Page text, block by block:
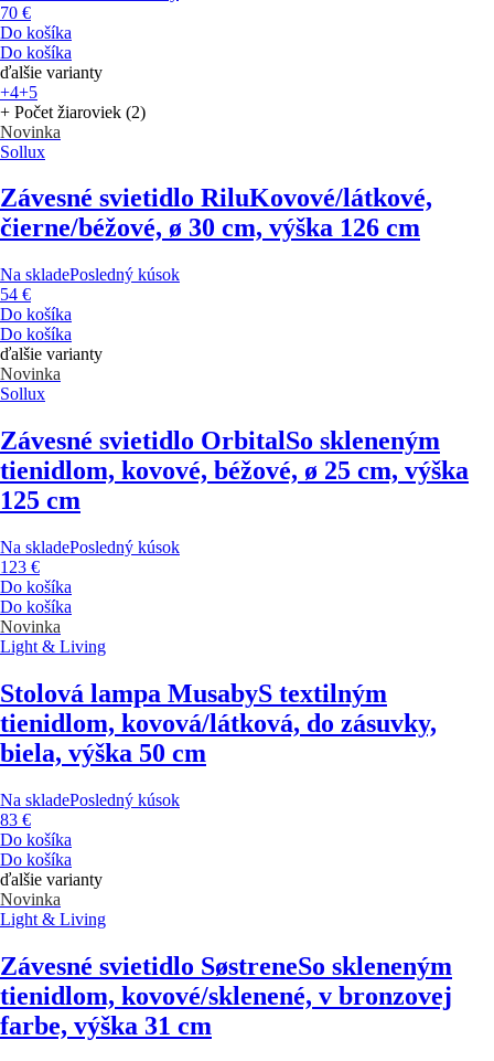
70 €
Do košíka
Do košíka
ďalšie varianty
+4+5
+ Počet žiaroviek (2)
Novinka
Sollux
Závesné svietidlo RiluKovové/látkové,
čierne/béžové, ø 30 cm, výška 126 cm
Na skladePosledný kúsok
54 €
Do košíka
Do košíka
ďalšie varianty
Novinka
Sollux
Závesné svietidlo OrbitalSo skleneným
tienidlom, kovové, béžové, ø 25 cm, výška
125 cm
Na skladePosledný kúsok
123 €
Do košíka
Do košíka
Novinka
Light & Living
Stolová lampa MusabyS textilným
tienidlom, kovová/látková, do zásuvky,
biela, výška 50 cm
Na skladePosledný kúsok
83 €
Do košíka
Do košíka
ďalšie varianty
Novinka
Light & Living
Závesné svietidlo SøstreneSo skleneným
tienidlom, kovové/sklenené, v bronzovej
farbe, výška 31 cm